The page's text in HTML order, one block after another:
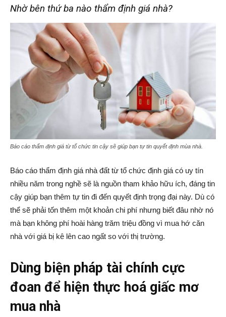
Nhờ bên thứ ba nào thẩm định giá nhà?
Báo cáo thẩm định giá từ tổ chức tin cậy sẽ giúp bạn tự tin quyết định mùa nhà.
Báo cáo thẩm định giá nhà đất từ tổ chức định giá có uy tín
nhiều năm trong nghề sẽ là nguồn tham khảo hữu ích, đáng tin
cậy giúp bạn thêm tự tin đi đến quyết định trọng đại này. Dù có
thể sẽ phải tốn thêm một khoản chi phí nhưng biết đâu nhờ nó
mà bạn không phí hoài hàng trăm triệu đồng vì mua hớ căn
nhà với giá bị kê lên cao ngất so với thị trường.
Dùng biện pháp tài chính cực
đoan để hiện thực hoá giấc mơ
mua nhà